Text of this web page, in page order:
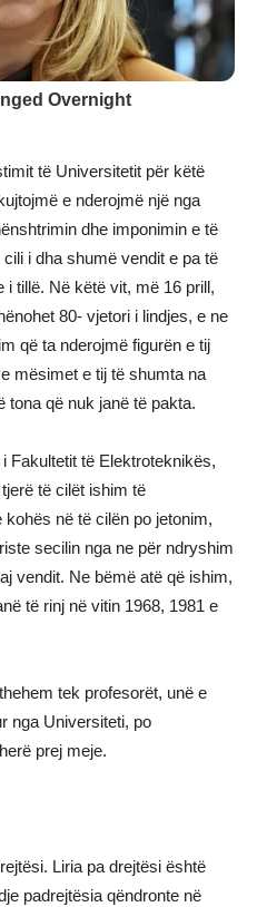
të Universitetit për këtë
e nderojmë një nga
dhe imponimin e të
i dha shumë vendit e pa të
tillë. Në këtë vit, më 16 prill,
80- vjetori i lindjes, e ne
që ta nderojmë figurën e tij
mësimet e tij të shumta na
tona që nuk janë të pakta.
Fakultetit të Elektroteknikës,
të cilët ishim të
në të cilën po jetonim,
secilin nga ne për ndryshim
vendit. Ne bëmë atë që ishim,
të rinj në vitin 1968, 1981 e
tek profesorët, unë e
nga Universiteti, po
prej meje.
Liria pa drejtësi është
padrejtësia qëndronte në